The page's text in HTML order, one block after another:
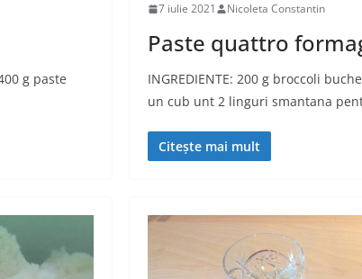
g paste
7 iulie 2021 Nicoleta Constantin
Paste quattro
INGREDIENTE: 200 g broccoli
un cub unt 2 linguri smantana
Citește mai mult